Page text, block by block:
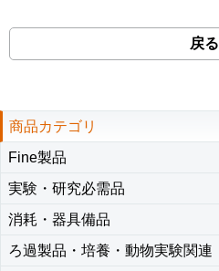
戻る
商品カテゴリ
Fine製品
実験・研究必需品
消耗・器具備品
ろ過製品・培養・動物実験関連